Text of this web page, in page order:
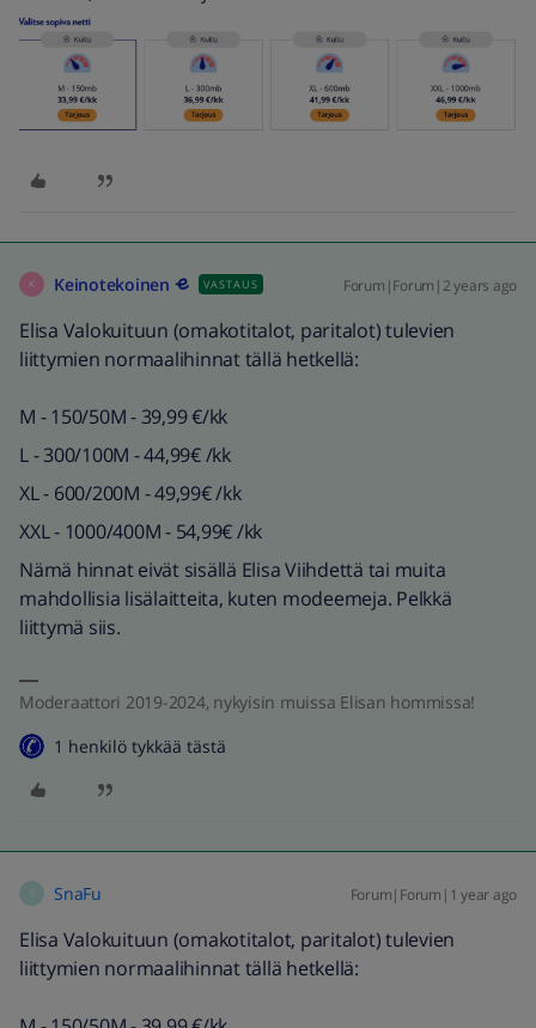
K Keinotekoinen VASTAUS Forum|Forum|2 years ago
Elisa Valokuituun (omakotitalot, paritalot) tulevien
liittymien normaalihinnat tällä hetkellä:
M - 150/50M - 39,99 €/kk
L - 300/100M - 44,99€ /kk
XL - 600/200M - 49,99€ /kk
XXL - 1000/400M - 54,99€ /kk
Nämä hinnat eivät sisällä Elisa Viihdettä tai muita
mahdollisia lisälaitteita, kuten modeemeja. Pelkkä
liittymä siis.
Moderaattori 2019-2024, nykyisin muissa Elisan hommissa!
1 henkilö tykkää tästä
SnaFu Forum|Forum|1 year ago
Elisa Valokuituun (omakotitalot, paritalot) tulevien
liittymien normaalihinnat tällä hetkellä: